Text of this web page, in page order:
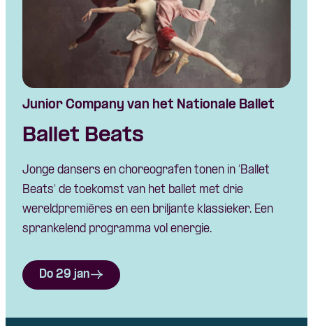
Junior Company van het Nationale Ballet
Ballet Beats
Jonge dansers en choreografen tonen in ‘Ballet
Beats’ de toekomst van het ballet met drie
wereldpremières en een briljante klassieker. Een
sprankelend programma vol energie.
Do 29 jan